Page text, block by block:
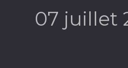
07 juillet